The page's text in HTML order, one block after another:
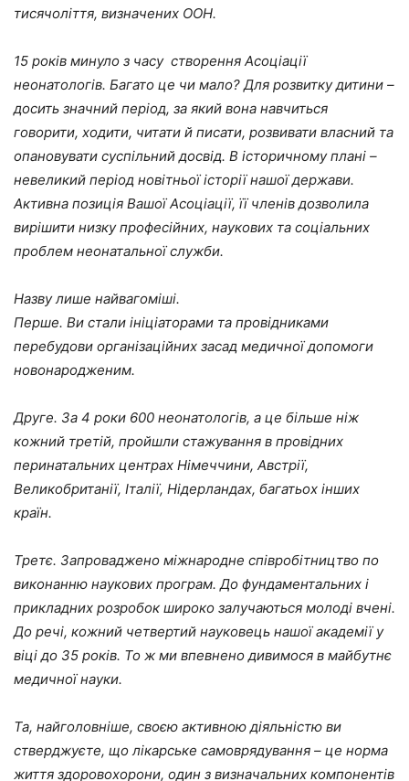
тисячоліття, визначених ООН.
15 років минуло з часу створення Асоціації
неонатологів. Багато це чи мало? Для розвитку дитини –
досить значний період, за який вона навчиться
говорити, ходити, читати й писати, розвивати власний та
опановувати суспільний досвід. В історичному плані –
невеликий період новітньої історії нашої держави.
Активна позиція Вашої Асоціації, її членів дозволила
вирішити низку професійних, наукових та соціальних
проблем неонатальної служби.
Назву лише найвагоміші.
Перше. Ви стали ініціаторами та провідниками
перебудови організаційних засад медичної допомоги
новонародженим.
Друге. За 4 роки 600 неонатологів, а це більше ніж
кожний третій, пройшли стажування в провідних
перинатальних центрах Німеччини, Австрії,
Великобританії, Італії, Нідерландах, багатьох інших
країн.
Третє. Запроваджено міжнародне співробітництво по
виконанню наукових програм. До фундаментальних і
прикладних розробок широко залучаються молоді вчені.
До речі, кожний четвертий науковець нашої академії у
віці до 35 років. То ж ми впевнено дивимося в майбутнє
медичної науки.
Та, найголовніше, своєю активною діяльністю ви
стверджуєте, що лікарське самоврядування – це норма
життя здоровохорони, один з визначальних компонентів